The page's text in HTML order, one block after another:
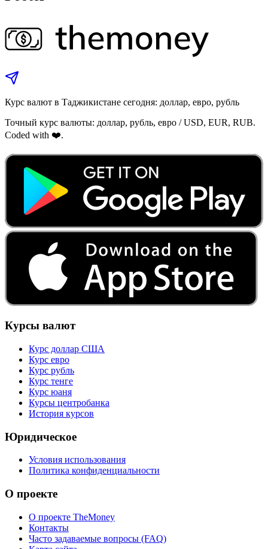
Курс валют в Таджикистане сегодня: доллар, евро, рубль
Точный курс валюты: доллар, рубль, евро / USD, EUR, RUB.
Coded with ❤️.
Курсы валют
Курс доллар США
Курс евро
Курс рубль
Курс тенге
Курс юаня
Курсы центробанка
История курсов
Юридическое
Условия использования
Политика конфиденциальности
О проекте
О проекте TheMoney
Контакты
Часто задаваемые вопросы (FAQ)